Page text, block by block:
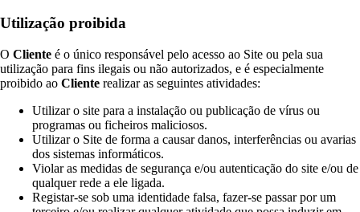
Utilização proibida
O Cliente é o único responsável pelo acesso ao Site ou pela sua
utilização para fins ilegais ou não autorizados, e é especialmente
proibido ao Cliente realizar as seguintes atividades:
Utilizar o site para a instalação ou publicação de vírus ou
programas ou ficheiros maliciosos.
Utilizar o Site de forma a causar danos, interferências ou avarias
dos sistemas informáticos.
Violar as medidas de segurança e/ou autenticação do site e/ou de
qualquer rede a ele ligada.
Registar-se sob uma identidade falsa, fazer-se passar por um